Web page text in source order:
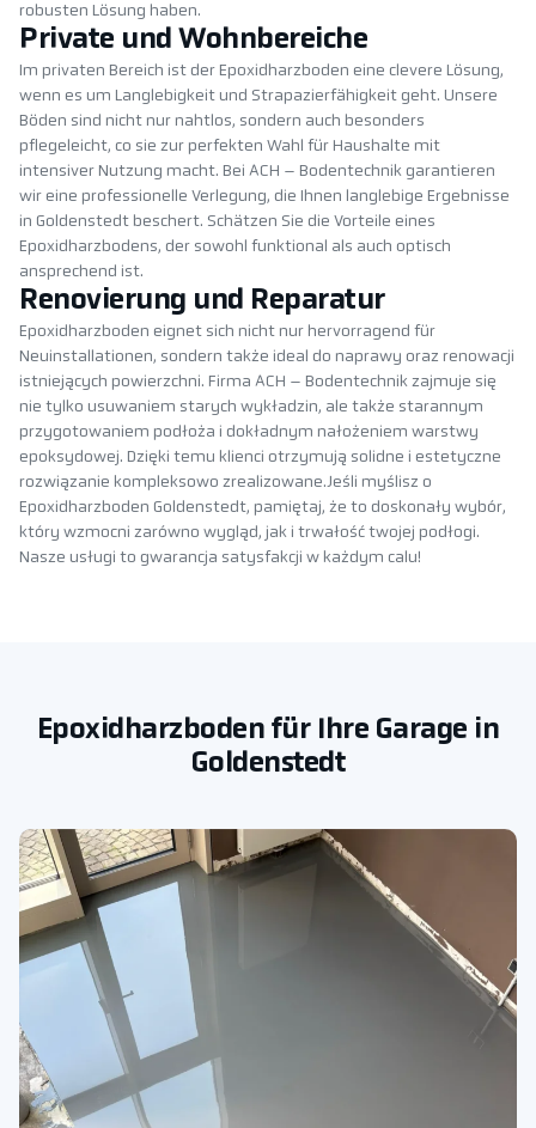
robusten Lösung haben.
Private und Wohnbereiche
Im privaten Bereich ist der Epoxidharzboden eine clevere Lösung,
wenn es um Langlebigkeit und Strapazierfähigkeit geht. Unsere
Böden sind nicht nur nahtlos, sondern auch besonders
pflegeleicht, co sie zur perfekten Wahl für Haushalte mit
intensiver Nutzung macht. Bei ACH – Bodentechnik garantieren
wir eine professionelle Verlegung, die Ihnen langlebige Ergebnisse
in Goldenstedt beschert. Schätzen Sie die Vorteile eines
Epoxidharzbodens, der sowohl funktional als auch optisch
ansprechend ist.
Renovierung und Reparatur
Epoxidharzboden eignet sich nicht nur hervorragend für
Neuinstallationen, sondern także ideal do naprawy oraz renowacji
istniejących powierzchni. Firma ACH – Bodentechnik zajmuje się
nie tylko usuwaniem starych wykładzin, ale także starannym
przygotowaniem podłoża i dokładnym nałożeniem warstwy
epoksydowej. Dzięki temu klienci otrzymują solidne i estetyczne
rozwiązanie kompleksowo zrealizowane.Jeśli myślisz o
Epoxidharzboden Goldenstedt, pamiętaj, że to doskonały wybór,
który wzmocni zarówno wygląd, jak i trwałość twojej podłogi.
Nasze usługi to gwarancja satysfakcji w każdym calu!
Epoxidharzboden für Ihre Garage in
Goldenstedt